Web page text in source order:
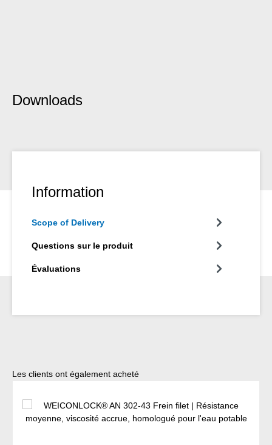
Downloads
Information
Scope of Delivery
Questions sur le produit
Évaluations
Ignorer la galerie de produits
Les clients ont également acheté